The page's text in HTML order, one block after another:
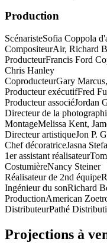
Production
ScénaristeSofia Coppola
CompositeurAir, Richard
ProducteurFrancis Ford
Chris Hanley
CoproducteurGary
Producteur exécutifFred
Producteur associéJordan
Directeur de la
MontageMelissa Kent,
Directeur artistiqueJon P.
Chef décoratriceJasna
1er assistant réalisateur
CostumièreNancy Steiner
Réalisateur de 2nd équipe
Ingénieur du sonRichard
ProductionAmerican
DistributeurPathé
Projections à